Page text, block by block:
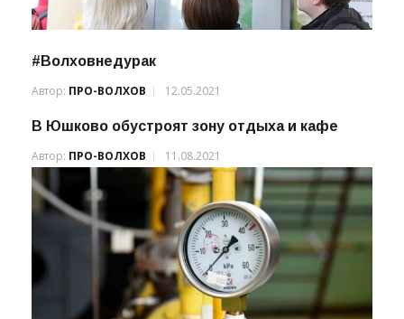
#Волховнедурак
Автор: ПРО-ВОЛХОВ 12.05.2021
В Юшково обустроят зону отдыха и кафе
Автор: ПРО-ВОЛХОВ 11.08.2021